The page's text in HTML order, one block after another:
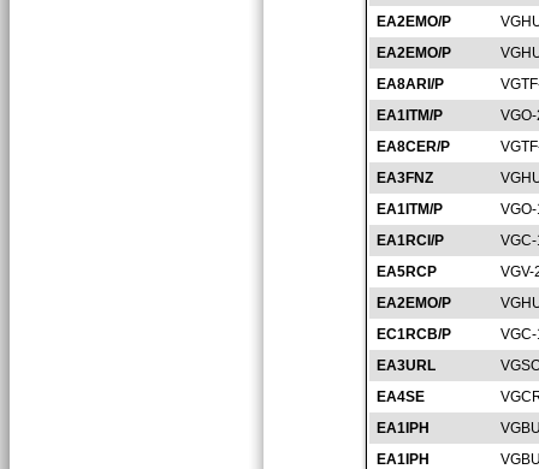
EA2EMO/P
EA2EMO/P
EA8ARI/P
EA1ITM/P
EA8CER/P
EA3FNZ
EA1ITM/P
EA1RCI/P
EA5RCP
VGV-
EA2EMO/P
EC1RCB/P
EA3URL
EA4SE
EA1IPH
EA1IPH